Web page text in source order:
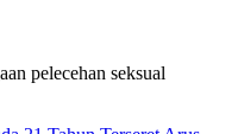
pelecehan seksual